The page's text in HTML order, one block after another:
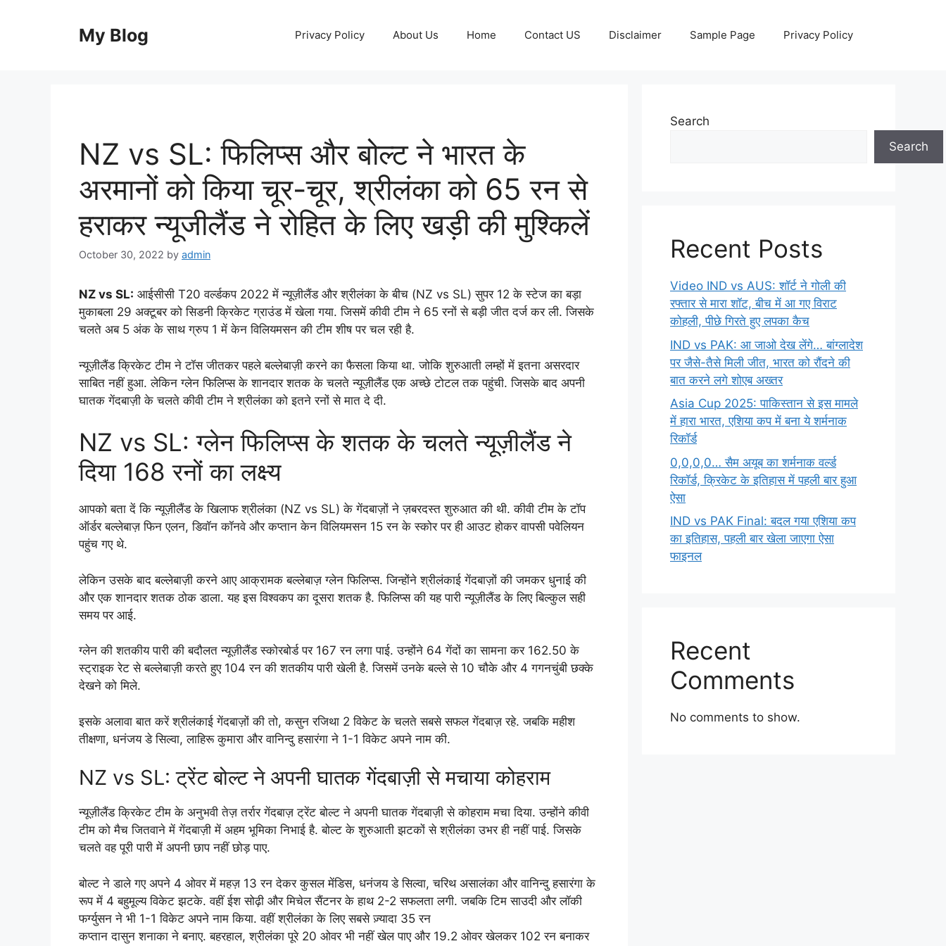
My Blog Privacy Policy About Us Home Contact US Disclaimer Sample Page Privacy Policy
NZ vs SL: फिलिप्स और बोल्ट ने भारत के
अरमानों को किया चूर-चूर, श्रीलंका को 65 रन से
हराकर न्यूजीलैंड ने रोहित के लिए खड़ी की मुश्किलें
October 30, 2022 by admin
NZ vs SL: आईसीसी T20 वर्ल्डकप 2022 में न्यूज़ीलैंड और श्रीलंका के बीच (NZ vs SL) सुपर 12 के स्टेज का बड़ा
मुकाबला 29 अक्टूबर को सिडनी क्रिकेट ग्राउंड में खेला गया. जिसमें कीवी टीम ने 65 रनों से बड़ी जीत दर्ज कर ली. जिसके
चलते अब 5 अंक के साथ ग्रुप 1 में केन विलियमसन की टीम शीष पर चल रही है.
न्यूज़ीलैंड क्रिकेट टीम ने टॉस जीतकर पहले बल्लेबाज़ी करने का फैसला किया था. जोकि शुरुआती लम्हों में इतना असरदार
साबित नहीं हुआ. लेकिन ग्लेन फिलिप्स के शानदार शतक के चलते न्यूज़ीलैंड एक अच्छे टोटल तक पहुंची. जिसके बाद अपनी
घातक गेंदबाज़ी के चलते कीवी टीम ने श्रीलंका को इतने रनों से मात दे दी.
NZ vs SL: ग्लेन फिलिप्स के शतक के चलते न्यूज़ीलैंड ने
दिया 168 रनों का लक्ष्य
आपको बता दें कि न्यूज़ीलैंड के खिलाफ श्रीलंका (NZ vs SL) के गेंदबाज़ों ने ज़बरदस्त शुरुआत की थी. कीवी टीम के टॉप
ऑर्डर बल्लेबाज़ फिन एलन, डिवॉन कॉनवे और कप्तान केन विलियमसन 15 रन के स्कोर पर ही आउट होकर वापसी पवेलियन
पहुंच गए थे.
लेकिन उसके बाद बल्लेबाज़ी करने आए आक्रामक बल्लेबाज़ ग्लेन फिलिप्स. जिन्होंने श्रीलंकाई गेंदबाज़ों की जमकर धुनाई की
और एक शानदार शतक ठोक डाला. यह इस विश्वकप का दूसरा शतक है. फिलिप्स की यह पारी न्यूज़ीलैंड के लिए बिल्कुल सही
समय पर आई.
ग्लेन की शतकीय पारी की बदौलत न्यूज़ीलैंड स्कोरबोर्ड पर 167 रन लगा पाई. उन्होंने 64 गेंदों का सामना कर 162.50 के
स्ट्राइक रेट से बल्लेबाज़ी करते हुए 104 रन की शतकीय पारी खेली है. जिसमें उनके बल्ले से 10 चौके और 4 गगनचुंबी छक्के
देखने को मिले.
इसके अलावा बात करें श्रीलंकाई गेंदबाज़ों की तो, कसुन रजिथा 2 विकेट के चलते सबसे सफल गेंदबाज़ रहे. जबकि महीश
तीक्षणा, धनंजय डे सिल्वा, लाहिरू कुमारा और वानिन्दु हसारंगा ने 1-1 विकेट अपने नाम की.
NZ vs SL: ट्रेंट बोल्ट ने अपनी घातक गेंदबाज़ी से मचाया कोहराम
न्यूज़ीलैंड क्रिकेट टीम के अनुभवी तेज़ तर्रार गेंदबाज़ ट्रेंट बोल्ट ने अपनी घातक गेंदबाज़ी से कोहराम मचा दिया. उन्होंने कीवी
टीम को मैच जितवाने में गेंदबाज़ी में अहम भूमिका निभाई है. बोल्ट के शुरुआती झटकों से श्रीलंका उभर ही नहीं पाई. जिसके
चलते वह पूरी पारी में अपनी छाप नहीं छोड़ पाए.
बोल्ट ने डाले गए अपने 4 ओवर में महज़ 13 रन देकर कुसल मेंडिस, धनंजय डे सिल्वा, चरिथ असालंका और वानिन्दु हसारंगा के
रूप में 4 बहुमूल्य विकेट झटके. वहीं ईश सोढ़ी और मिचेल सैंटनर के हाथ 2-2 सफलता लगी. जबकि टिम साउदी और लॉकी
फर्ग्युसन ने भी 1-1 विकेट अपने नाम किया. वहीं श्रीलंका के लिए सबसे ज़्यादा 35 रन
कप्तान दासुन शनाका ने बनाए. बहरहाल, श्रीलंका पूरे 20 ओवर भी नहीं खेल पाए और 19.2 ओवर खेलकर 102 रन बनाकर
Search
Search
Recent Posts
Video IND vs AUS: शॉर्ट ने गोली की
रफ्तार से मारा शॉट, बीच में आ गए विराट
कोहली, पीछे गिरते हुए लपका कैच
IND vs PAK: आ जाओ देख लेंगे… बांग्लादेश
पर जैसे-तैसे मिली जीत, भारत को रौंदने की
बात करने लगे शोएब अख्तर
Asia Cup 2025: पाकिस्तान से इस मामले
में हारा भारत, एशिया कप में बना ये शर्मनाक
रिकॉर्ड
0,0,0,0… सैम अयूब का शर्मनाक वर्ल्ड
रिकॉर्ड, क्रिकेट के इतिहास में पहली बार हुआ
ऐसा
IND vs PAK Final: बदल गया एशिया कप
का इतिहास, पहली बार खेला जाएगा ऐसा
फाइनल
Recent
Comments
No comments to show.